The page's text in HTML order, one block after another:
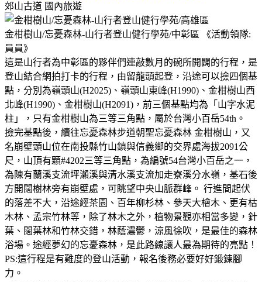
郊山古道 國內旅遊
金柑樹山/忘憂森林-山行者登山健行學苑/中彰區 《活動領隊:
員員》
這是山行者為中彰區的夥伴們連敲數月的碗所開闢的行程，是
登山結合網拍打卡的行程，由留龍頭起登，沿途可以撿四個基
點，分別為嶺頭山(H2025)、嶺頭山東峰(H1990)、金柑樹山西
北峰(H1990)、金柑樹山(H2091)，前三個基點均為「山字水泥
柱」，只有金柑樹山為三等三角點，屬於台灣小百岳54th。
撿完基點後，續往忘憂森林步道朝聖忘憂森林 金柑樹山，又
名崩壁頭山位在南投縣竹山鎮與信義鄉的交界處海拔2091公
尺，山頂有顆#4202三等三角點，為編號54台灣小百岳之一，
為陳有蘭溪支流坪瀨溪與清水溪支流加走寮溪分水嶺，基石後
方開闊樹林旁有崩壁處，可眺望中央山脈群峰。 行進間起伏
的落差不大，沿途經茶園、百年柳杉林、參天大檜木、更有枯
木林、孟宗竹林等，除了林木之外，植物景觀亦相當多變，針
葉、闊葉林和竹林交錯，林蔭濃鬱，涼風徐吹，是最佳的森林
浴場。途經夢幻的忘憂森林，是此路線讓人最為期待的亮點！
PS:這行程是有難度的登山活動，報名後務必要好好鍛鍊腳
力。